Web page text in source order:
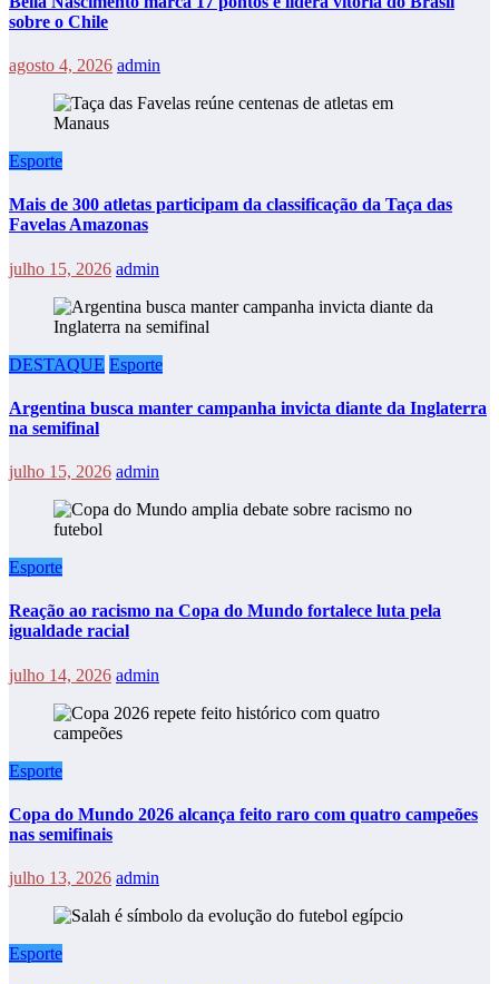
sobre o Chile
agosto 4, 2026 admin
Esporte
Mais de 300 atletas participam da classificação da Taça das
Favelas Amazonas
julho 15, 2026 admin
DESTAQUE Esporte
Argentina busca manter campanha invicta diante da Inglaterra
na semifinal
julho 15, 2026 admin
Esporte
Reação ao racismo na Copa do Mundo fortalece luta pela
igualdade racial
julho 14, 2026 admin
Esporte
Copa do Mundo 2026 alcança feito raro com quatro campeões
nas semifinais
julho 13, 2026 admin
Esporte